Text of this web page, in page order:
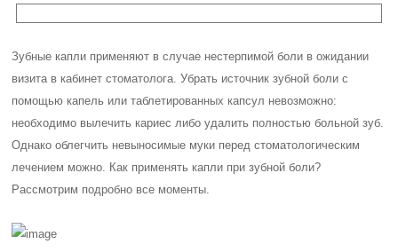
Зубные капли применяют в случае нестерпимой боли в ожидании
визита в кабинет стоматолога. Убрать источник зубной боли с
помощью капель или таблетированных капсул невозможно:
необходимо вылечить кариес либо удалить полностью больной зуб.
Однако облегчить невыносимые муки перед стоматологическим
лечением можно. Как применять капли при зубной боли?
Рассмотрим подробно все моменты.